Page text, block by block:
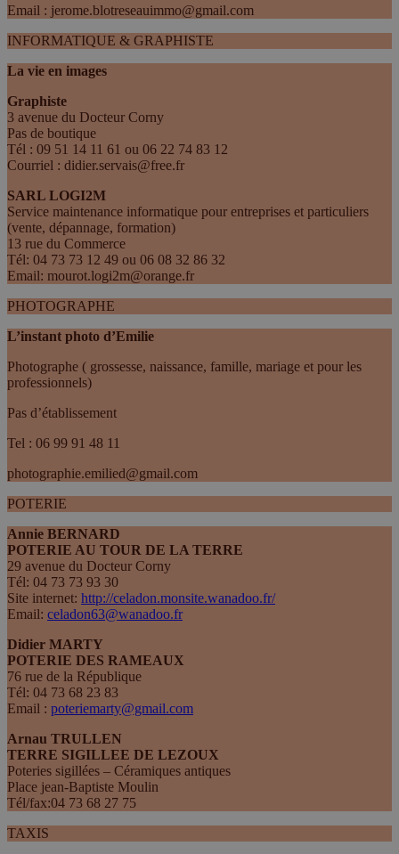
Email : jerome.blotreseauimmo@gmail.com
INFORMATIQUE & GRAPHISTE
La vie en images
Graphiste
3 avenue du Docteur Corny
Pas de boutique
Tél : 09 51 14 11 61 ou 06 22 74 83 12
Courriel : didier.servais@free.fr
SARL LOGI2M
Service maintenance informatique pour entreprises et particuliers
(vente, dépannage, formation)
13 rue du Commerce
Tél: 04 73 73 12 49 ou 06 08 32 86 32
Email: mourot.logi2m@orange.fr
PHOTOGRAPHE
L’instant photo d’Emilie
Photographe ( grossesse, naissance, famille, mariage et pour les
professionnels)
Pas d’établissement
Tel : 06 99 91 48 11
photographie.emilied@gmail.com
POTERIE
Annie BERNARD
POTERIE AU TOUR DE LA TERRE
29 avenue du Docteur Corny
Tél: 04 73 73 93 30
Site internet: http://celadon.monsite.wanadoo.fr/
Email: celadon63@wanadoo.fr
Didier MARTY
POTERIE DES RAMEAUX
76 rue de la République
Tél: 04 73 68 23 83
Email : poteriemarty@gmail.com
Arnau TRULLEN
TERRE SIGILLEE DE LEZOUX
Poteries sigillées – Céramiques antiques
Place jean-Baptiste Moulin
Tél/fax:04 73 68 27 75
TAXIS